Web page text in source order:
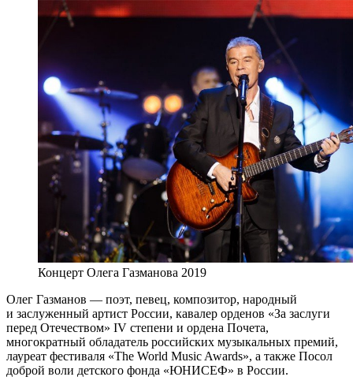
Концерт Олега Газманова 2019
Олег Газманов — поэт, певец, композитор, народный
и заслуженный артист России, кавалер орденов «За заслуги
перед Отечеством» IV степени и ордена Почета,
многократный обладатель российских музыкальных премий,
лауреат фестиваля «The World Music Awards», а также Посол
доброй воли детского фонда «ЮНИСЕФ» в России.